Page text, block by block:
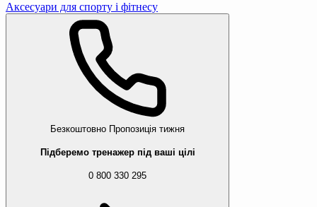
Аксесуари для спорту і фітнесу
Безкоштовно Пропозиція тижня
Підберемо тренажер під ваші цілі
0 800 330 295